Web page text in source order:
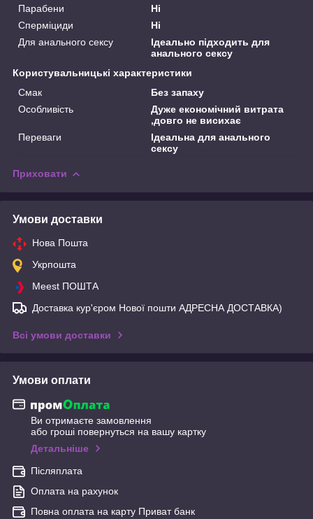
Парабени
Ні
Сперміциди
Ні
Для анального сексу
Ідеально підходить для
анального сексу
Користувальницькі характеристики
Смак
Без запаху
Особливість
Дуже економічний витрата
,довго не висихає
Переваги
Ідеальна для анального
сексу
Приховати
Умови доставки
Нова Пошта
Укрпошта
Meest ПОШТА
Доставка кур'єром Нової пошти АДРЕСНА ДОСТАВКА)
Всі умови доставки
Умови оплати
Ви отримаєте замовлення
або гроші повернуться на вашу картку
Детальніше
Післяплата
Оплата на рахунок
Повна оплата на карту Приват банк